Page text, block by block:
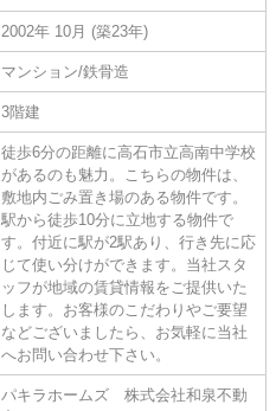
2002年 10月 (築23年)
マンション/鉄骨造
3階建
徒歩6分の距離に高石市立高南中学校
があるのも魅力。こちらの物件は、
敷地内ごみ置き場のある物件です。
駅から徒歩10分に立地する物件で
す。付近に駅が2駅あり、行き先に応
じて使い分けができます。当社スタ
ッフが地域の賃貸情報をご提供いた
します。お客様のこだわりやご要望
などございましたら、お気軽に当社
へお問い合わせ下さい。
パキラホームズ 株式会社和泉不動